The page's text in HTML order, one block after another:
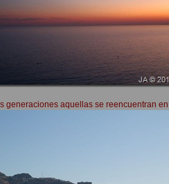
generaciones aquellas se reencuentran en